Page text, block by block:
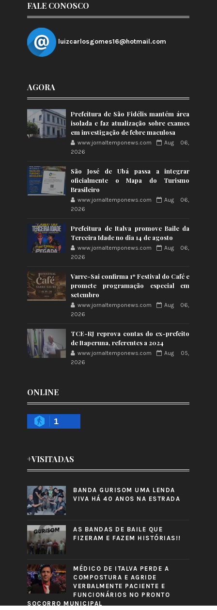
FALE CONOSCO
luizcarlosgomes16@hotmail.com
AGORA
Prefeitura de São Fidélis mantém área
isolada e faz atualização sobre exames
em investigação de febre maculosa
www.jornaltemponews.com
Aug 06,
2026
São José de Ubá passa a integrar
oficialmente o Mapa do Turismo
Brasileiro
www.jornaltemponews.com
Aug 06,
2026
Prefeitura de Italva promove Baile da
Terceira Idade no dia 14 de agosto
www.jornaltemponews.com
Aug 06,
2026
Varre-Sai confirma 1º Festival do Café e
promete programação especial em
setembro
www.jornaltemponews.com
Aug 06,
2026
TCE-RJ reprova contas do ex-prefeito
de Itaperuna, referentes a 2024
www.jornaltemponews.com
Aug 05,
2026
ONLINE
1
+VISITADAS
BANDA GURISOM UMA LENDA
VIVA HÁ 40 ANOS NA ESTRADA
AS BANDAS DE BAILE QUE
FIZERAM E FAZEM HISTÓRIAS!!
MÉDICO DE ITALVA PERDE A
COMPOSTURA E AGRIDE
VERBALMENTE PACIENTE E
FUNCIONÁRIOS NO PRONTO
SOCORRO MUNICIPAL